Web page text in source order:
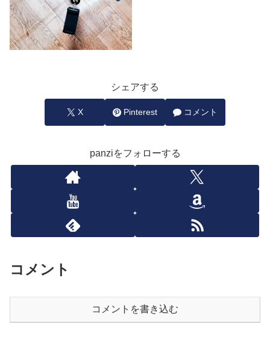
シェアする
X Pinterest コメント
panziをフォローする
コメント
コメントを書き込む